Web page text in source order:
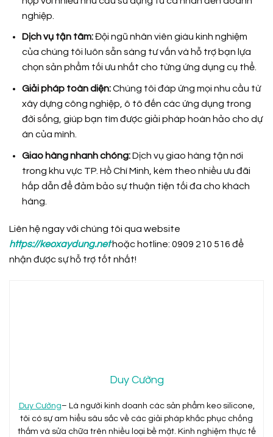
nghiệp.
Dịch vụ tận tâm:Đội ngũ nhân viên giàu kinh nghiệm
của chúng tôi luôn sẵn sàng tư vấn và hỗ trợ bạn lựa
chọn sản phẩm tối ưu nhất cho từng ứng dụng cụ thể.
Giải pháp toàn diện:Chúng tôi đáp ứng mọi nhu cầu từ
xây dựng công nghiệp, ô tô đến các ứng dụng trong
đời sống, giúp bạn tìm được giải pháp hoàn hảo cho dự
án của mình.
Giao hàng nhanh chóng:Dịch vụ giao hàng tận nơi
trong khu vực TP. Hồ Chí Minh, kèm theo nhiều ưu đãi
hấp dẫn để đảm bảo sự thuận tiện tối đa cho khách
hàng.
Liên hệ ngay với chúng tôi qua website
https://keoxaydung.nethoặc hotline: 0909 210 516 để
nhận được sự hỗ trợ tốt nhất!
Duy Cường
Duy Cường– Là người kinh doanh các sản phẩm keo silicone,
tôi có sự am hiểu sâu sắc về các giải pháp khắc phục chống
thấm và sửa chữa trên nhiều loại bề mặt. Kinh nghiệm thực tế